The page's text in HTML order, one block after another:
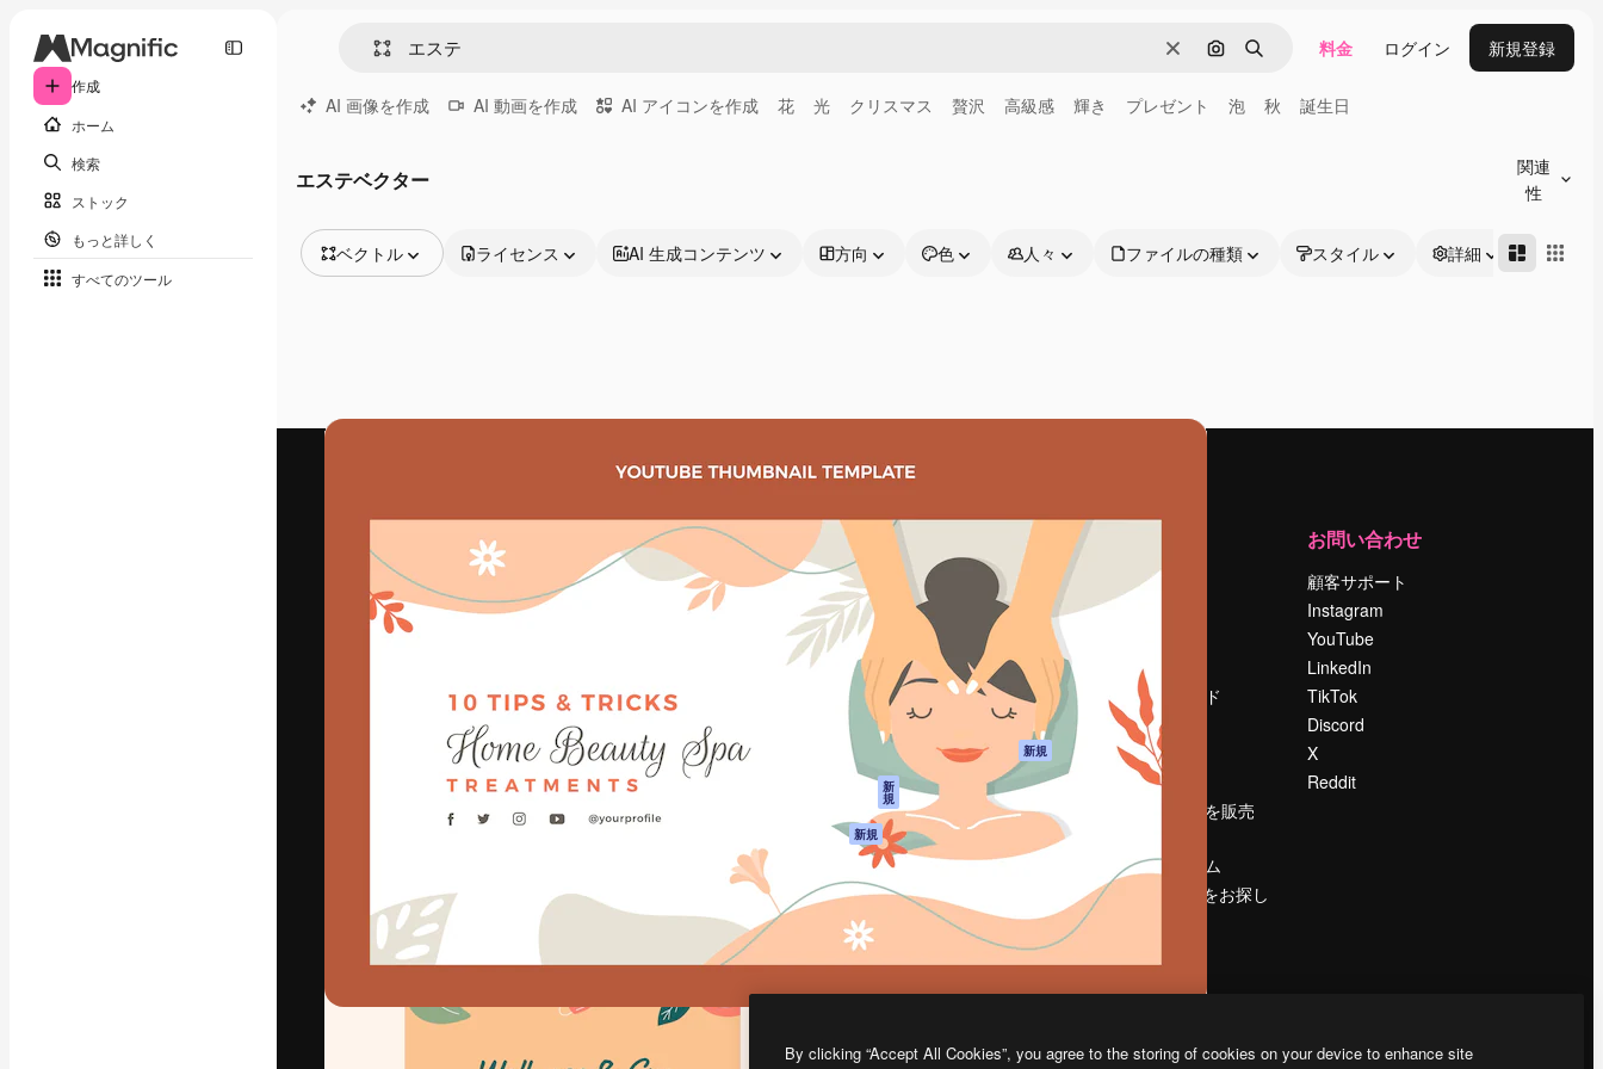
作成
ホーム
検索
ストック
もっと詳しく
すべてのツール
消去 画像で検索
検索 料金 ログイン 新規登録
AI 画像を作成 AI 動画を作成 AI アイコンを作成 花 光 クリスマス 贅沢 高級感 輝き プレゼント 泡 秋 誕生日
エステベクター
関連
性
ベクトル
動画
フォント
ライセンス AI 生成コンテンツ 方向 色 人々 ファイルの種類 スタイル 詳細
最高のクリエイティブ制作を導くためのプラ
ットフォーム。クリエイター、企業、代理
Spaces
AI アシスタント
AI 画像生成ツール
AI 動画生成ツール
AI 音声合成ツール
ストックコンテン
ツ
Claude/ChatGPT 新
規
エージェント 新規
API
モバイルアプリ
すべてのMagnificツ
ール
Academy
ドキュメント
サポート
利用規約
プライバシーポリ
オリジナル
新規
クッキーポリシー
トラストセンター
アフィリエイト
法人向け
料金
採用情報
検索トレンド
ブログ
イベント
Slidesgo
コンテンツを販売
プレスルーム
magnific.aiをお探し
お問い合わせ
顧客サポート
Instagram
YouTube
LinkedIn
TikTok
Discord
X
Reddit
Copyright © 2010- 2026Freepik Company S.L.U.無断複写・転載を禁じます
By clicking “Accept All Cookies”, you agree to the storing of cookies on your device to enhance site